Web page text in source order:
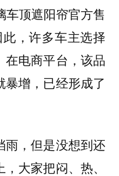
车顶遮阳帘官方售
，许多车主选择
电商平台，该品
增，已经形成了
雨，但是没想到还
大家把闷、热、